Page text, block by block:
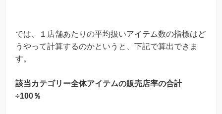
では、１店舗あたりの平均扱いアイテム数の指標はど
うやって計算するのかというと、下記で算出できま
す。
該当カテゴリー全体アイテムの販売店率の合計
÷100％